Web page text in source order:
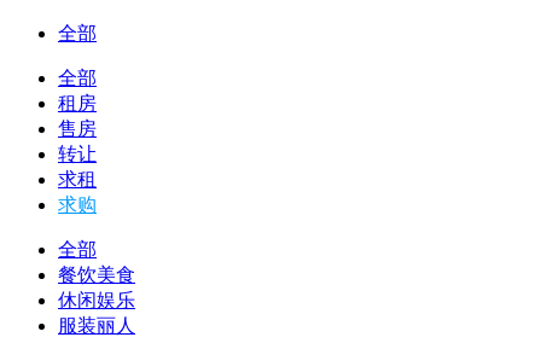
全部
全部
租房
售房
转让
求租
求购
全部
餐饮美食
休闲娱乐
服装丽人